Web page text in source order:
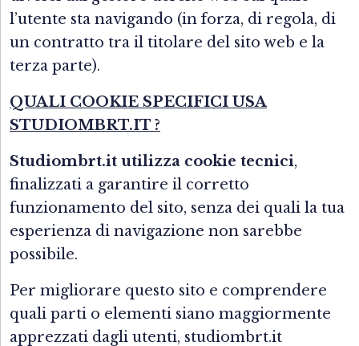
l’utente sta navigando (in forza, di regola, di
un contratto tra il titolare del sito web e la
terza parte).
QUALI COOKIE SPECIFICI USA
STUDIOMBRT.IT ?
Studiombrt.it utilizza cookie tecnici,
finalizzati a garantire il corretto
funzionamento del sito, senza dei quali la tua
esperienza di navigazione non sarebbe
possibile.
Per migliorare questo sito e comprendere
quali parti o elementi siano maggiormente
apprezzati dagli utenti, studiombrt.it